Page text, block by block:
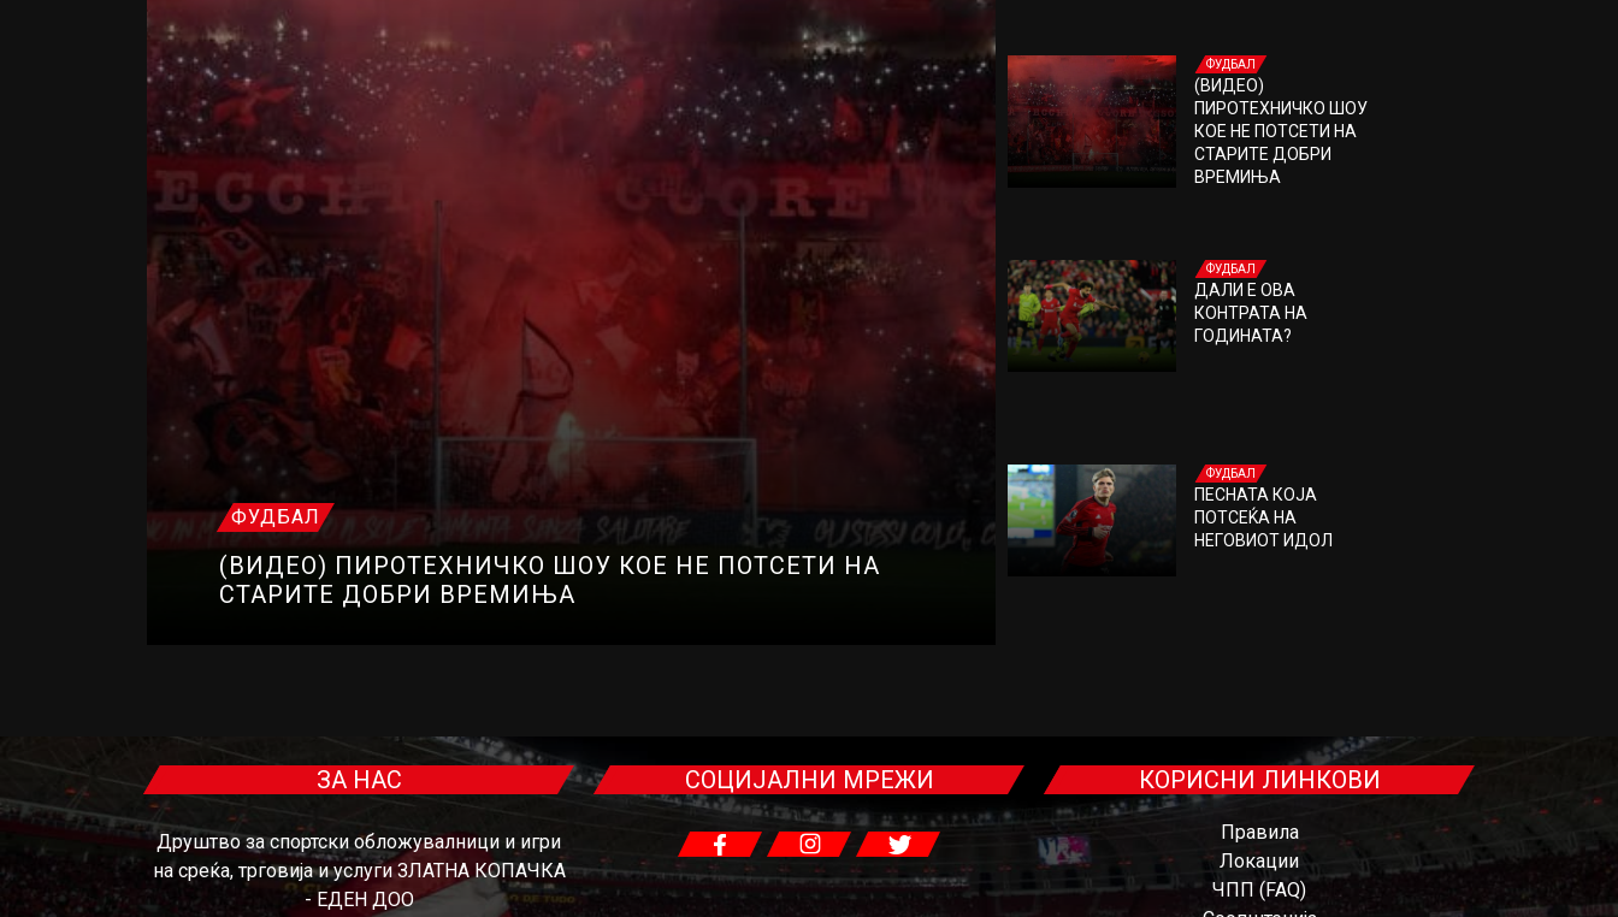
ФУДБАЛ
(ВИДЕО) ПИРОТЕХНИЧКО ШОУ КОЕ НЕ ПОТСЕТИ НА
СТАРИТЕ ДОБРИ ВРЕМИЊА
ФУДБАЛ
(ВИДЕО)
ПИРОТЕХНИЧКО ШОУ
КОЕ НЕ ПОТСЕТИ НА
СТАРИТЕ ДОБРИ
ВРЕМИЊА
ФУДБАЛ
ДАЛИ Е ОВА
КОНТРАТА НА
ГОДИНАТА?
ФУДБАЛ
ПЕСНАТА КОЈА
ПОТСЕЌА НА
НЕГОВИОТ ИДОЛ
ЗА НАС
Друштво за спортски обложувалници и игри
на среќа, трговија и услуги ЗЛАТНА КОПАЧКА
- ЕДЕН ДОО
СОЦИЈАЛНИ МРЕЖИ КОРИСНИ ЛИНКОВИ
Правила
Локации
ЧПП (FAQ)